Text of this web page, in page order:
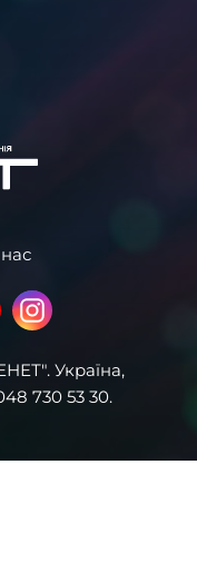
Українa,
730 53 30.